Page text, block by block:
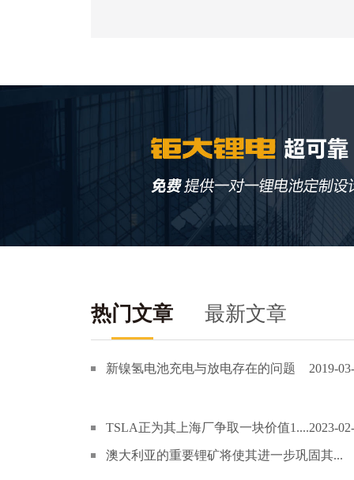
热门文章 最新文章
新镍氢电池充电与放电存在的问题 2019-
TSLA正为其上海厂争取一块价值1....2023-
澳大利亚的重要锂矿将使其进一步巩固其...